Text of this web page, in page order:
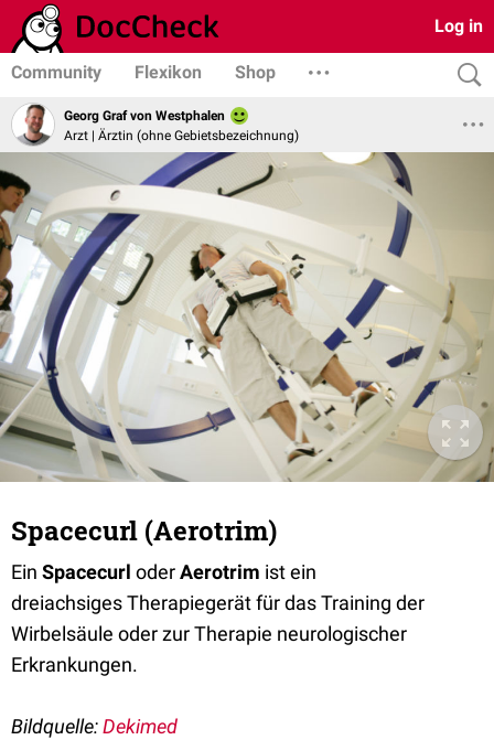
Log in
Community Flexikon Shop
Georg Graf von Westphalen
Arzt | Ärztin (ohne Gebietsbezeichnung)
Spacecurl (Aerotrim)
Ein Spacecurl oderAerotrim ist ein
dreiachsiges Therapiegerät für das Training der
Wirbelsäule oder zur Therapie neurologischer
Erkrankungen.
Bildquelle:Dekimed